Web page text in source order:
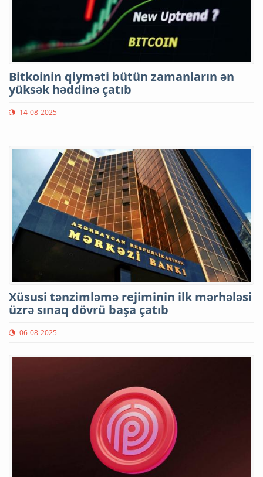
Bitkoinin qiyməti bütün zamanların ən
yüksək həddinə çatıb
14-08-2025
Xüsusi tənzimləmə rejiminin ilk mərhələsi
üzrə sınaq dövrü başa çatıb
06-08-2025